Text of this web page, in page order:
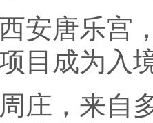
唐乐宫，
目成为入
，来自多